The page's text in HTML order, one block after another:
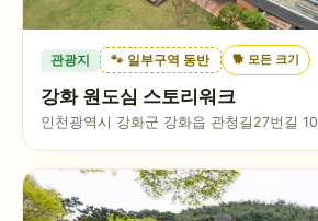
관광지 🐾 일부구역 동반 🐕 모든 크기
강화 원도심 스토리워크
인천광역시 강화군 강화읍 관청길27번길 10